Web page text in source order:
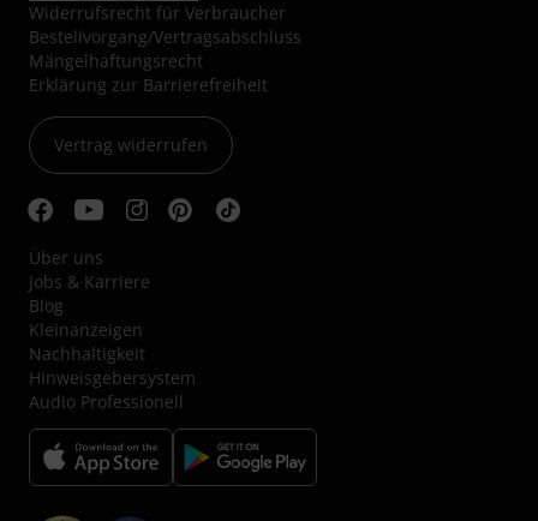
Widerrufsrecht für Verbraucher
Bestellvorgang/Vertragsabschluss
Mängelhaftungsrecht
Erklärung zur Barrierefreiheit
Vertrag widerrufen
Über uns
Jobs & Karriere
Blog
Kleinanzeigen
Nachhaltigkeit
Hinweisgebersystem
Audio Professionell